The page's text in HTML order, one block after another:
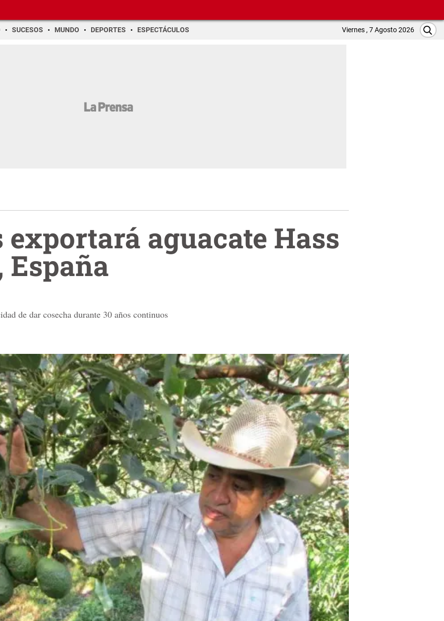
SUCESOS MUNDO DEPORTES ESPECTÁCULOS Viernes , 7 Agosto 2026
aguacate Hass
España
de dar cosecha durante 30 años continuos